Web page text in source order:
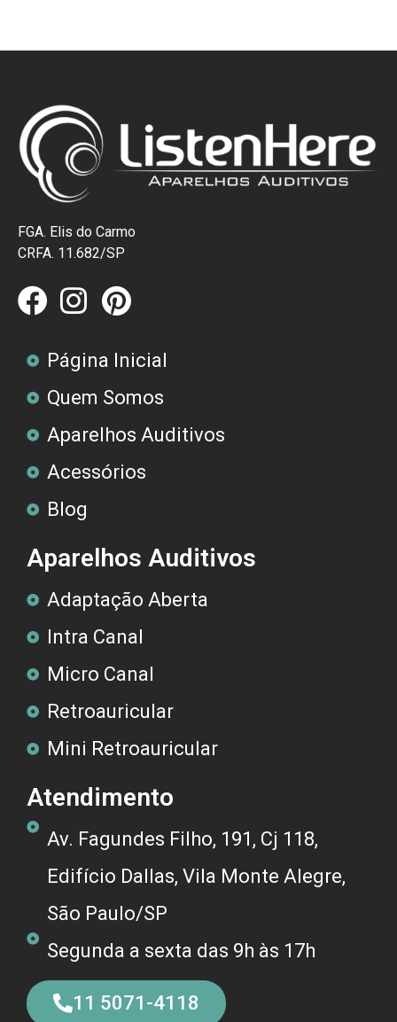
FGA. Elis do Carmo
CRFA. 11.682/SP
Página Inicial
Quem Somos
Aparelhos Auditivos
Acessórios
Blog
Aparelhos Auditivos
Adaptação Aberta
Intra Canal
Micro Canal
Retroauricular
Mini Retroauricular
Atendimento
Av. Fagundes Filho, 191, Cj 118,
Edifício Dallas, Vila Monte Alegre,
São Paulo/SP
Segunda a sexta das 9h às 17h
11 5071-4118